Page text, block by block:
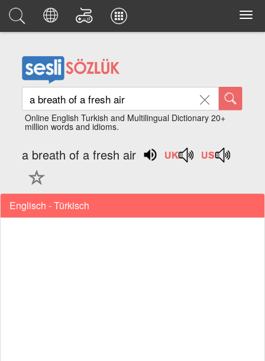
Online English Turkish and Multilingual Dictionary 20+
million words and idioms.
a breath of a fresh air
Englisch - Türkisch